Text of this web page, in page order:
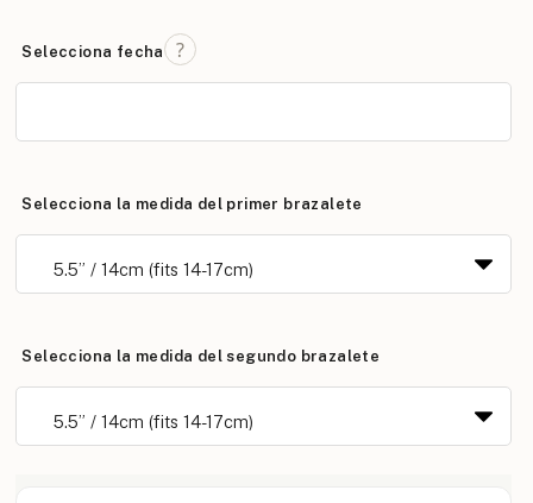
Selecciona fecha
Selecciona la medida del primer brazalete
Selecciona la medida del segundo brazalete